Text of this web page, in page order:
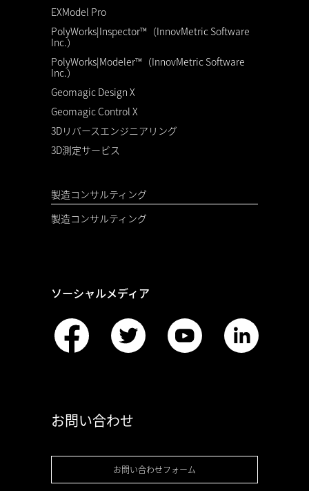
EXModel Pro
PolyWorks|Inspector™（InnovMetric Software
Inc.）
PolyWorks|Modeler™（InnovMetric Software
Inc.）
Geomagic Design X
Geomagic Control X
3Dリバースエンジニアリング
3D測定サービス
製造コンサルティング
製造コンサルティング
ソーシャルメディア
お問い合わせ
お問い合わせフォーム